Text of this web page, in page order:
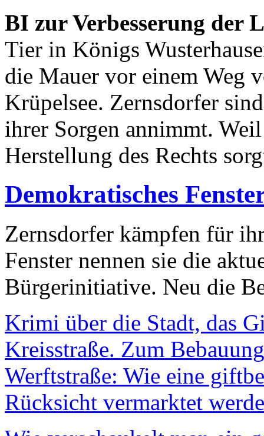
BI zur Verbesserung der
Tier in Königs
die Mauer vor einem Weg
Krüpelsee. Zernsdorfer
ihrer Sorgen annimmt.
Herstellung des Rechts
Demokratisches
Zernsdorfer kämpfen für
Fenster nennen sie die
Bürgerinitiative. Neu die
Krimi über die Stadt, das
Kreisstraße. Zum
Werftstraße: Wie eine
Rücksicht vermarktet